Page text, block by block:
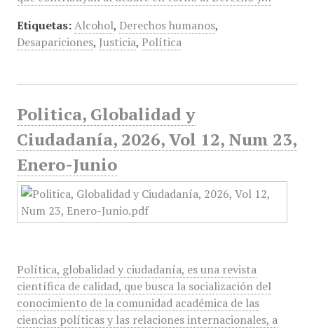
Etiquetas: Alcohol, Derechos humanos,
Desapariciones, Justicia, Política
Politica, Globalidad y
Ciudadanía, 2026, Vol 12, Num 23,
Enero-Junio
Política, globalidad y ciudadanía, es una revista
científica de calidad, que busca la socialización del
conocimiento de la comunidad académica de las
ciencias políticas y las relaciones internacionales, a